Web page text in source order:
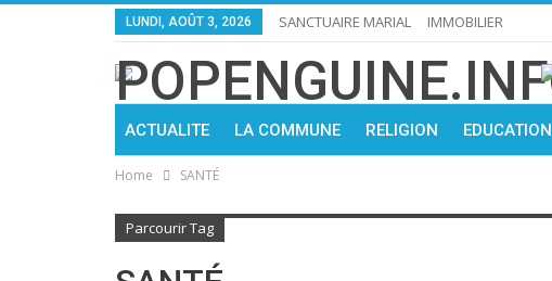
LUNDI, AOÛT 3, 2026 SANCTUAIRE MARIAL IMMOBILIER
ACTUALITE LA COMMUNE RELIGION EDUCATION
Home SANTÉ
Parcourir Tag